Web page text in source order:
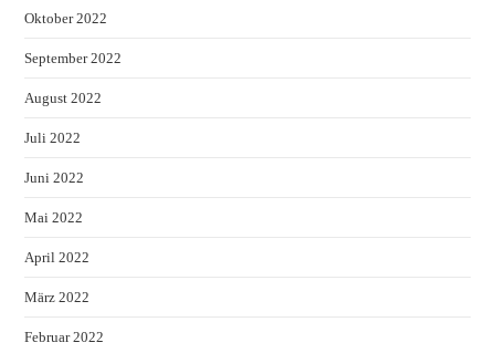
Oktober 2022
September 2022
August 2022
Juli 2022
Juni 2022
Mai 2022
April 2022
März 2022
Februar 2022